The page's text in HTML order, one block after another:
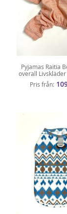
Pyjamas Raitia
overall
Pris från